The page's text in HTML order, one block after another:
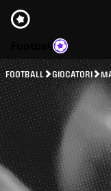
FOOTBALL GIOCATORI